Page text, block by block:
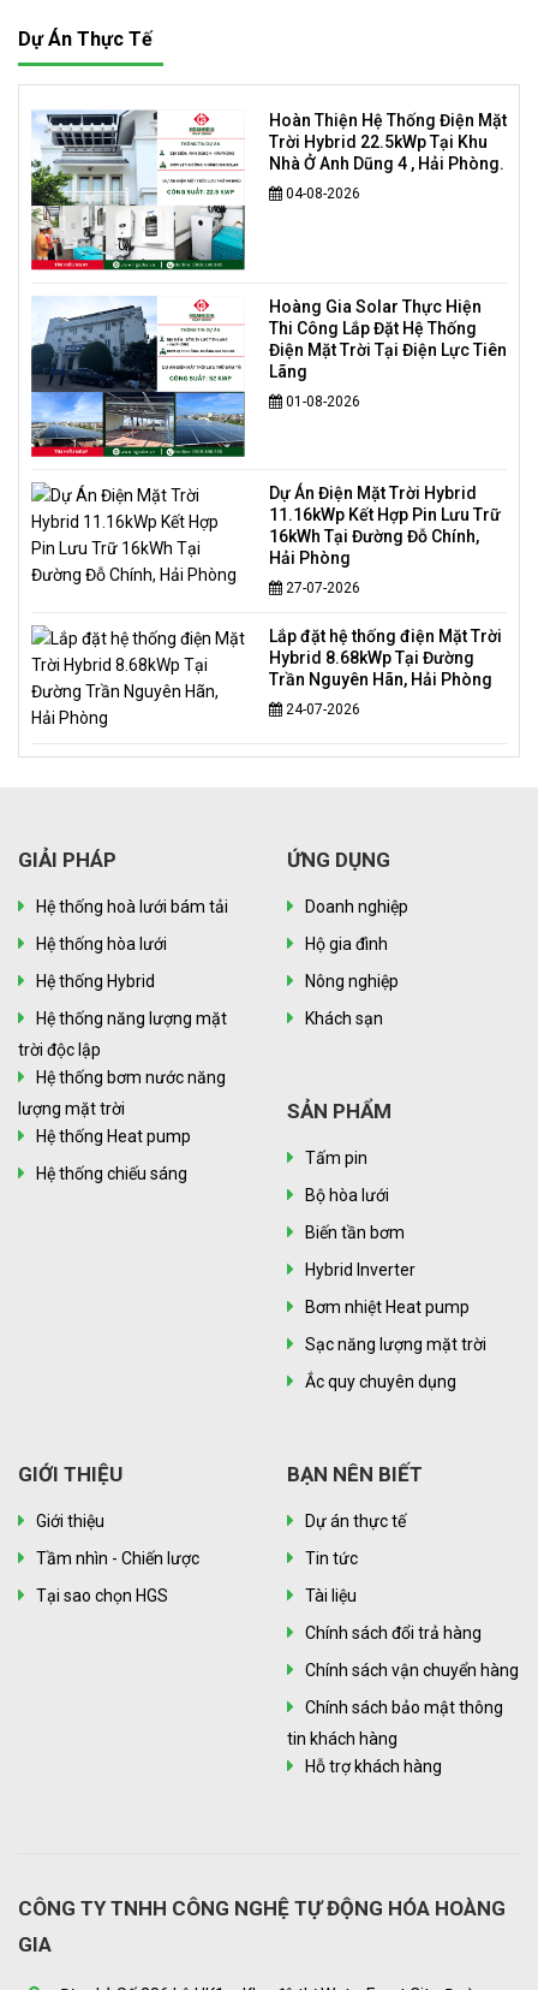
Dự Án Thực Tế
Hoàn Thiện Hệ Thống Điện Mặt
Trời Hybrid 22.5kWp Tại Khu
Nhà Ở Anh Dũng 4 , Hải Phòng.
04-08-2026
Hoàng Gia Solar Thực Hiện
Thi Công Lắp Đặt Hệ Thống
Điện Mặt Trời Tại Điện Lực Tiên
Lãng
01-08-2026
Dự Án Điện Mặt Trời Hybrid
11.16kWp Kết Hợp Pin Lưu Trữ
16kWh Tại Đường Đỗ Chính,
Hải Phòng
27-07-2026
Lắp đặt hệ thống điện Mặt Trời
Hybrid 8.68kWp Tại Đường
Trần Nguyên Hãn, Hải Phòng
24-07-2026
GIẢI PHÁP
Hệ thống hoà lưới bám tải
Hệ thống hòa lưới
Hệ thống Hybrid
Hệ thống năng lượng mặt
trời độc lập
Hệ thống bơm nước năng
lượng mặt trời
Hệ thống Heat pump
Hệ thống chiếu sáng
ỨNG DỤNG
Doanh nghiệp
Hộ gia đình
Nông nghiệp
Khách sạn
SẢN PHẨM
Tấm pin
Bộ hòa lưới
Biến tần bơm
Hybrid Inverter
Bơm nhiệt Heat pump
Sạc năng lượng mặt trời
Ắc quy chuyên dụng
GIỚI THIỆU
Giới thiệu
Tầm nhìn - Chiến lược
Tại sao chọn HGS
BẠN NÊN BIẾT
Dự án thực tế
Tin tức
Tài liệu
Chính sách đổi trả hàng
Chính sách vận chuyển hàng
Chính sách bảo mật thông
tin khách hàng
Hỗ trợ khách hàng
CÔNG TY TNHH CÔNG NGHỆ TỰ ĐỘNG HÓA HOÀNG
GIA